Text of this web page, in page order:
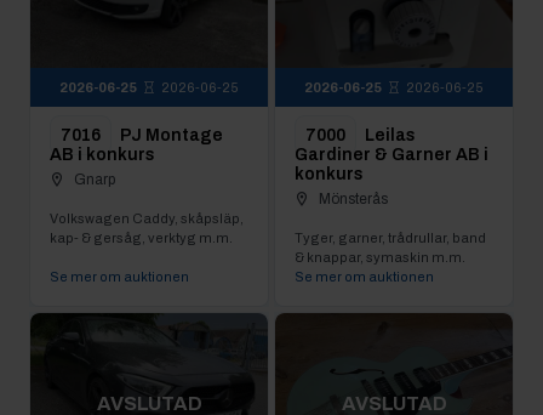
2026-06-25 2026-06-25
7016
PJ Montage
AB i konkurs
Gnarp
Volkswagen Caddy, skåpsläp,
kap- & gersåg, verktyg m.m.
Se mer om auktionen
2026-06-25 2026-06-25
7000
Leilas
Gardiner & Garner AB i
konkurs
Mönsterås
Tyger, garner, trådrullar, band
& knappar, symaskin m.m.
Se mer om auktionen
AVSLUTAD AVSLUTAD